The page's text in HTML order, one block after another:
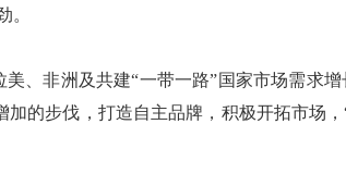
。
非洲及共建“一带一路”国家市场需求增
加的步伐，打造自主品牌，积极开拓市场